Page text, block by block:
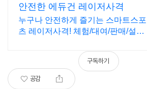
안전한 에듀건 레이저사격
누구나 안전하게 즐기는 스마트스포
츠 레이저사격! 체험/대여/판매/설치/
공감
구독하기